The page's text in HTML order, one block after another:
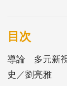
切入郭強生、
偉格、黃崇凱
寫、白色恐怖
識－存有論探
目次
導論 多元新
史／劉亮雅